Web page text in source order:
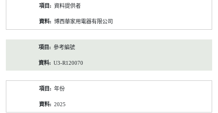
資料提供者
博西華家用電器有限公司
參考編號
U3-R120070
年份
2025